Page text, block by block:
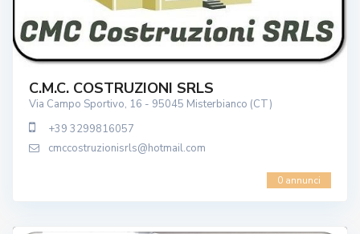
C.M.C. COSTRUZIONI SRLS
Via Campo Sportivo, 16 - 95045 Misterbianco (CT)
+39 3299816057
cmccostruzionisrls@hotmail.com
0 annunci